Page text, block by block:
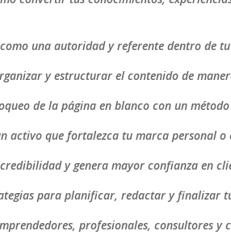
una autoridad y referente dentro de
y estructurar el contenido de
de la página en blanco con un
activo que fortalezca tu marca personal o
y genera mayor confianza en
para planificar, redactar y finalizar
profesionales, consultores y